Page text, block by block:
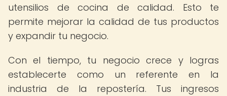
utensilios de cocina de calidad. Esto te
permite mejorar la calidad de tus productos
y expandir tu negocio.
Con el tiempo, tu negocio crece y logras
establecerte como un referente en la
industria de la repostería. Tus ingresos